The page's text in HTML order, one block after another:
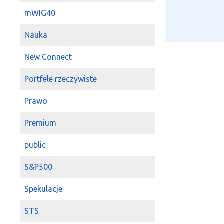
mWIG40
Nauka
New Connect
Portfele rzeczywiste
Prawo
Premium
public
S&P500
Spekulacje
STS